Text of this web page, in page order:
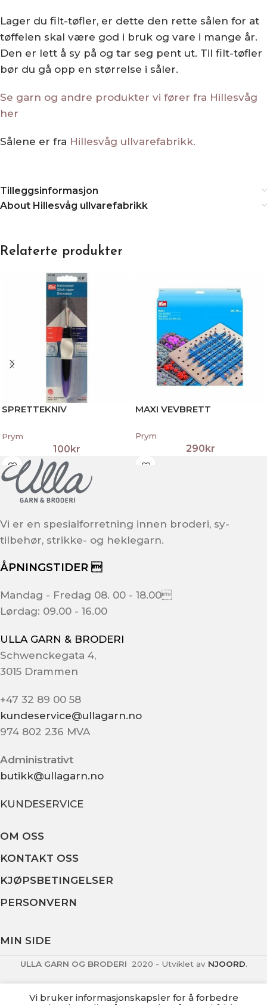
Lager du filt-tøfler, er dette den rette sålen for at
tøffelen skal være god i bruk og vare i mange år.
Den er lett å sy på og tar seg pent ut. Til filt-tøfler
bør du gå opp en størrelse i såler.
Se garn og andre produkter vi fører fra Hillesvåg
her
Sålene er fra Hillesvåg ullvarefabrikk.
Tilleggsinformasjon
About Hillesvåg ullvarefabrikk
Relaterte produkter
SPRETTEKNIV
Prym
100kr
MAXI VEVBRETT
Prym
290kr
Vi er en spesialforretning innen broderi, sy-
tilbehør, strikke- og heklegarn.
ÅPNINGSTIDER 
Mandag - Fredag 08. 00 - 18.00
Lørdag: 09.00 - 16.00
ULLA GARN & BRODERI
Schwenckegata 4,
3015 Drammen
+47 32 89 00 58
kundeservice@ullagarn.no
974 802 236 MVA
Administrativt
butikk@ullagarn.no
KUNDESERVICE
OM OSS
KONTAKT OSS
KJØPSBETINGELSER
PERSONVERN
MIN SIDE
ULLA GARN OG BRODERI 2020 - Utviklet av NJOORD.
Vi bruker informasjonskapsler for å forbedre